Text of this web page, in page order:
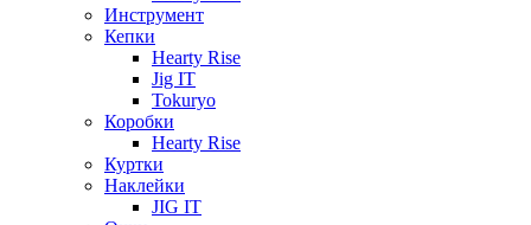
Инструмент
Кепки
Hearty Rise
Jig IT
Tokuryo
Коробки
Hearty Rise
Куртки
Наклейки
JIG IT